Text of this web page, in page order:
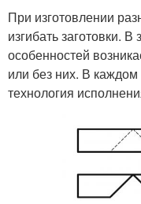
При изготовлении
изгибать заготовки.
особенностей
или без них. В
технология